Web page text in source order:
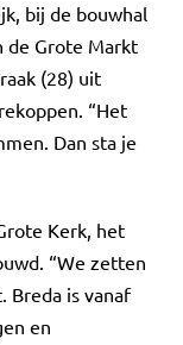
bij de bouwhal
de Grote Markt
(28) uit
“Het
Dan sta je
Kerk, het
“We zetten
Breda is vanaf
en